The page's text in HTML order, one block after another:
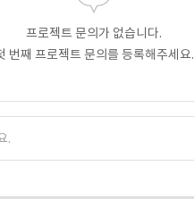
프로젝트 문의가 없습니다.
번째 프로젝트 문의를 등록해주세요.
.